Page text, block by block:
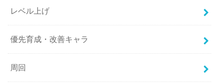
レベル上げ
優先育成・改善キャラ
周回